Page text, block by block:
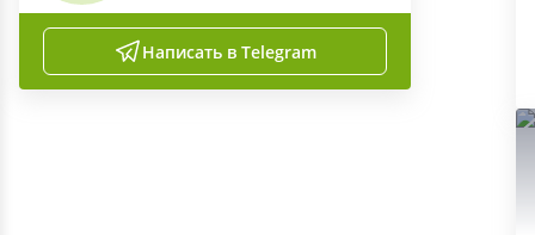
Написать в Telegram